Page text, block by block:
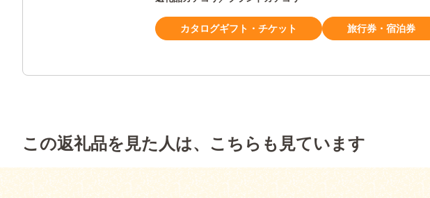
カタログギフト・チケット 旅行券・宿泊券
この返礼品を見た人は、こちらも見ています